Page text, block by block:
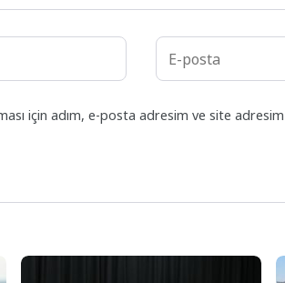
için adım, e-posta adresim ve site